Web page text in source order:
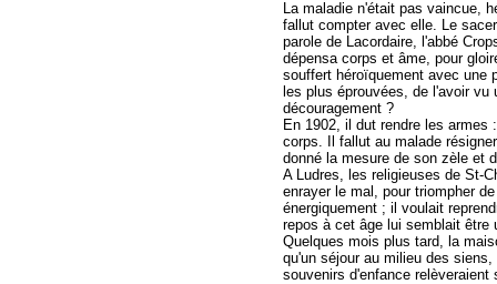
La maladie n'était pas vaincue,
fallut compter avec elle. Le
parole de Lacordaire, l'abbé
dépensa corps et âme, pour
souffert héroïquement avec une
les plus éprouvées, de l'avoir
découragement ?
En 1902, il dut rendre les
corps. Il fallut au malade
donné la mesure de son zèle et
A Ludres, les religieuses de St-
enrayer le mal, pour triompher
énergiquement ; il voulait
repos à cet âge lui semblait être
Quelques mois plus tard, la
qu'un séjour au milieu des
souvenirs d'enfance